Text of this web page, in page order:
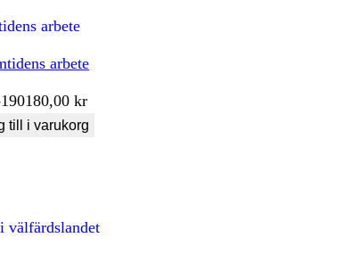
arbete
180,00kr
till i varukorg